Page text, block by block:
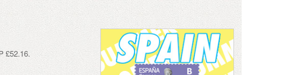
£52.16.